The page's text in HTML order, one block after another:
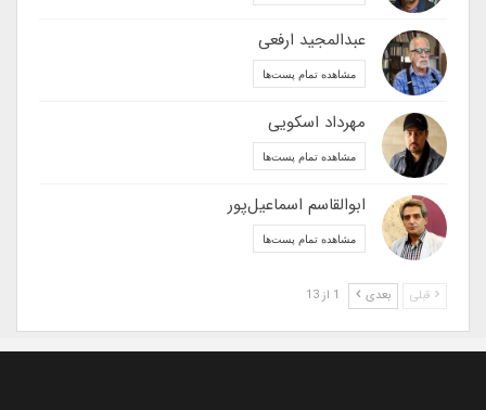
عبدالمجید ارفعی
مشاهده تمام پست‌ها
مهرداد اسکویی
مشاهده تمام پست‌ها
ابوالقاسم اسماعیل‌پور
مشاهده تمام پست‌ها
قبلی بعدی